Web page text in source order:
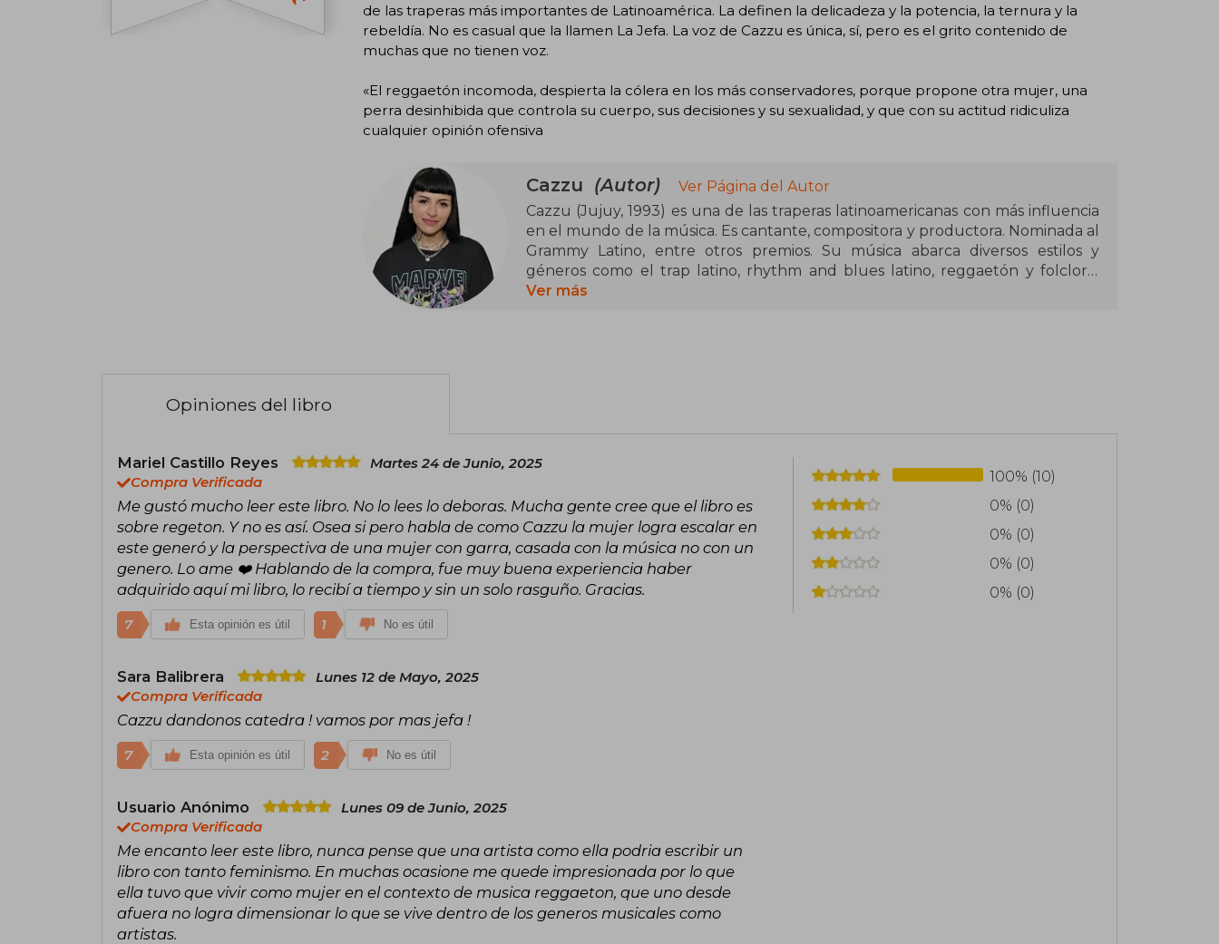
de las traperas más importantes de Latinoamérica. La definen la delicadeza y la potencia, la ternura y la
rebeldía. No es casual que la llamen La Jefa. La voz de Cazzu es única, sí, pero es el grito contenido de
muchas que no tienen voz.
«El reggaetón incomoda, despierta la cólera en los más conservadores, porque propone otra mujer, una
perra desinhibida que controla su cuerpo, sus decisiones y su sexualidad, y que con su actitud ridiculiza
cualquier opinión ofensiva
Cazzu (Autor)
Ver Página del Autor
Cazzu (Jujuy, 1993) es una de las traperas latinoamericanas con más influencia
en el mundo de la música. Es cantante, compositora y productora. Nominada al
Grammy Latino, entre otros premios. Su música abarca diversos estilos y
géneros como el trap latino, rhythm and blues latino, reggaetón y folclore,
entre otros. Lleva publicados cinco álbumes de estudio, un EP y más de 30
Ver más
Opiniones del libro
Mariel Castillo Reyes
Martes 24 de Junio, 2025
Compra Verificada
Me gustó mucho leer este libro. No lo lees lo deboras. Mucha gente cree que el libro es
sobre regeton. Y no es así. Osea si pero habla de como Cazzu la mujer logra escalar en
este generó y la perspectiva de una mujer con garra, casada con la música no con un
genero. Lo ame ❤️ Hablando de la compra, fue muy buena experiencia haber
adquirido aquí mi libro, lo recibí a tiempo y sin un solo rasguño. Gracias.
7 Esta opinión es útil 1 No es útil
Sara Balibrera
Lunes 12 de Mayo, 2025
Compra Verificada
Cazzu dandonos catedra ! vamos por mas jefa !
7 Esta opinión es útil 2 No es útil
Usuario Anónimo
Lunes 09 de Junio, 2025
Compra Verificada
Me encanto leer este libro, nunca pense que una artista como ella podria escribir un
libro con tanto feminismo. En muchas ocasione me quede impresionada por lo que
ella tuvo que vivir como mujer en el contexto de musica reggaeton, que uno desde
afuera no logra dimensionar lo que se vive dentro de los generos musicales como
artistas.
100% (10)
0% (0)
0% (0)
0% (0)
0% (0)